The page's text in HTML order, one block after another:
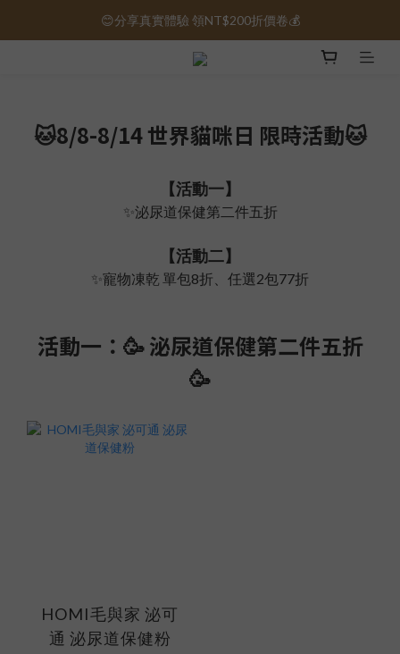
保健品免運｜全館滿1000元免運 🚚
😊分享真實體驗 領NT$200折價卷💰
保健品免運｜全館滿1000元免運 🚚
🐱8/8-8/14 世界貓咪日 限時活動🐱
【活動一】
✨泌尿道保健第二件五折
【活動二】
✨寵物凍乾 單包8折、任選2包77折
活動一：🥳 泌尿道保健第二件五折
🥳
HOMI毛與家 泌可
通 泌尿道保健粉